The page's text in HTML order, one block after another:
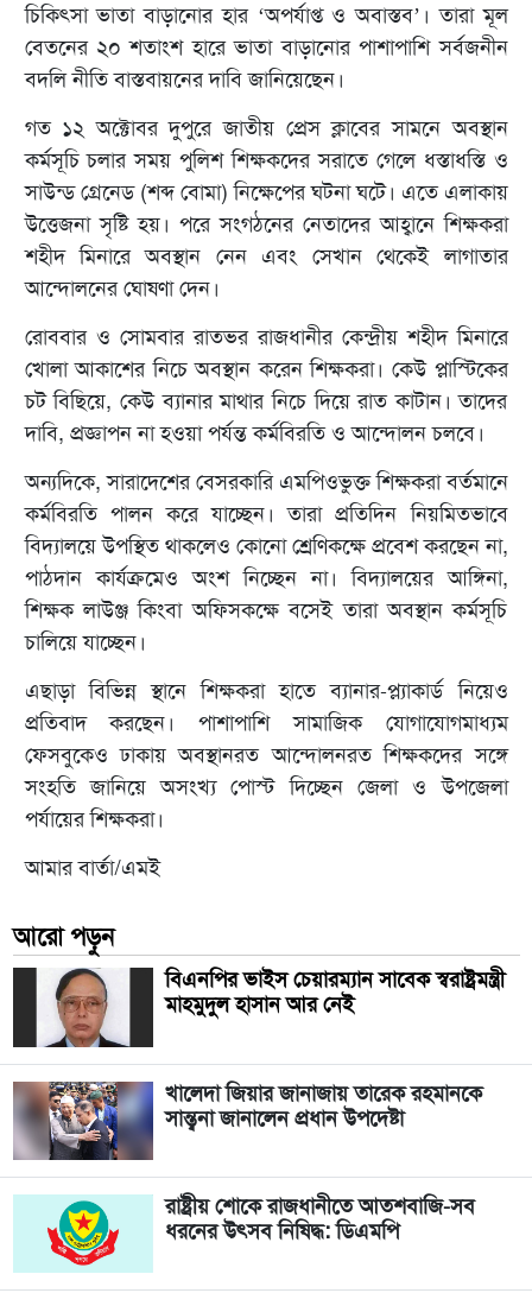
চিকিৎসা ভাতা বাড়ানোর হার ‘অপর্যাপ্ত ও অবাস্তব’। তারা মূল
বেতনের ২০ শতাংশ হারে ভাতা বাড়ানোর পাশাপাশি সর্বজনীন
বদলি নীতি বাস্তবায়নের দাবি জানিয়েছেন।
গত ১২ অক্টোবর দুপুরে জাতীয় প্রেস ক্লাবের সামনে অবস্থান
কর্মসূচি চলার সময় পুলিশ শিক্ষকদের সরাতে গেলে ধস্তাধস্তি ও
সাউন্ড গ্রেনেড (শব্দ বোমা) নিক্ষেপের ঘটনা ঘটে। এতে এলাকায়
উত্তেজনা সৃষ্টি হয়। পরে সংগঠনের নেতাদের আহ্বানে শিক্ষকরা
শহীদ মিনারে অবস্থান নেন এবং সেখান থেকেই লাগাতার
আন্দোলনের ঘোষণা দেন।
রোববার ও সোমবার রাতভর রাজধানীর কেন্দ্রীয় শহীদ মিনারে
খোলা আকাশের নিচে অবস্থান করেন শিক্ষকরা। কেউ প্লাস্টিকের
চট বিছিয়ে, কেউ ব্যানার মাথার নিচে দিয়ে রাত কাটান। তাদের
দাবি, প্রজ্ঞাপন না হওয়া পর্যন্ত কর্মবিরতি ও আন্দোলন চলবে।
অন্যদিকে, সারাদেশের বেসরকারি এমপিওভুক্ত শিক্ষকরা বর্তমানে
কর্মবিরতি পালন করে যাচ্ছেন। তারা প্রতিদিন নিয়মিতভাবে
বিদ্যালয়ে উপস্থিত থাকলেও কোনো শ্রেণিকক্ষে প্রবেশ করছেন না,
পাঠদান কার্যক্রমেও অংশ নিচ্ছেন না। বিদ্যালয়ের আঙ্গিনা,
শিক্ষক লাউঞ্জ কিংবা অফিসকক্ষে বসেই তারা অবস্থান কর্মসূচি
চালিয়ে যাচ্ছেন।
এছাড়া বিভিন্ন স্থানে শিক্ষকরা হাতে ব্যানার-প্ল্যাকার্ড নিয়েও
প্রতিবাদ করছেন। পাশাপাশি সামাজিক যোগাযোগমাধ্যম
ফেসবুকেও ঢাকায় অবস্থানরত আন্দোলনরত শিক্ষকদের সঙ্গে
সংহতি জানিয়ে অসংখ্য পোস্ট দিচ্ছেন জেলা ও উপজেলা
পর্যায়ের শিক্ষকরা।
আমার বার্তা/এমই
আরো পড়ুন
বিএনপির ভাইস চেয়ারম্যান সাবেক স্বরাষ্ট্রমন্ত্রী
মাহমুদুল হাসান আর নেই
খালেদা জিয়ার জানাজায় তারেক রহমানকে
সান্ত্বনা জানালেন প্রধান উপদেষ্টা
রাষ্ট্রীয় শোকে রাজধানীতে আতশবাজি-সব
ধরনের উৎসব নিষিদ্ধ: ডিএমপি